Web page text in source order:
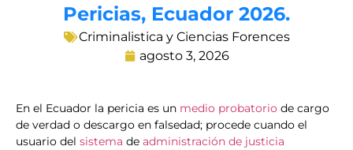
Pericias, Ecuador 2026.
Criminalistica y Ciencias Forences
agosto 3, 2026
En el Ecuador la pericia es un medio probatorio de cargo
de verdad o descargo en falsedad; procede cuando el
usuario del sistema de administración de justicia